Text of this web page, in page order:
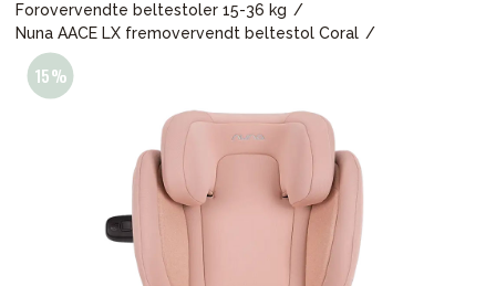
Forovervendte beltestoler 15-36 kg
Nuna AACE LX fremovervendt beltestol Coral
Babypakke
Leker og spill
Mamma & Pappa
Møbler & seng
Tilbehør
Reservedeler